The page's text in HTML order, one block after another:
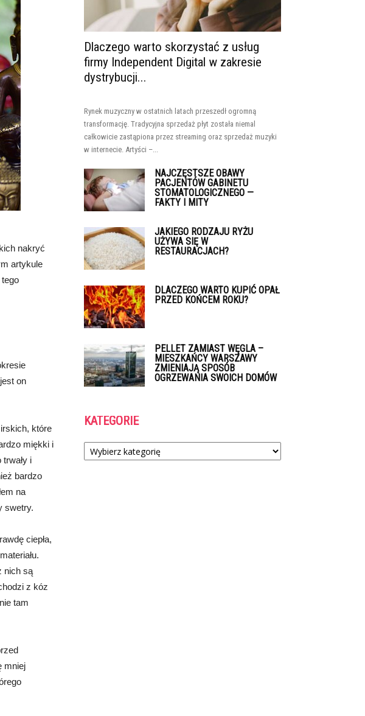
nakryć
artykule
on
które
miękki i
i
bardzo
na
swetry.
ciepła,
nich są
z kóz
tam
mniej
Dlaczego warto skorzystać z usług
firmy Independent Digital w zakresie
dystrybucji...
Rynek muzyczny w ostatnich latach przeszedł ogromną
transformację. Tradycyjna sprzedaż płyt została niemal
całkowicie zastąpiona przez streaming oraz sprzedaż muzyki
w internecie. Artyści –...
NAJCZĘSTSZE OBAWY
PACJENTÓW GABINETU
STOMATOLOGICZNEGO —
FAKTY I MITY
JAKIEGO RODZAJU RYŻU
UŻYWA SIĘ W
RESTAURACJACH?
DLACZEGO WARTO KUPIĆ OPAŁ
PRZED KOŃCEM ROKU?
PELLET ZAMIAST WĘGLA –
MIESZKAŃCY WARSZAWY
ZMIENIAJĄ SPOSÓB
OGRZEWANIA SWOICH DOMÓW
KATEGORIE
Kategorie